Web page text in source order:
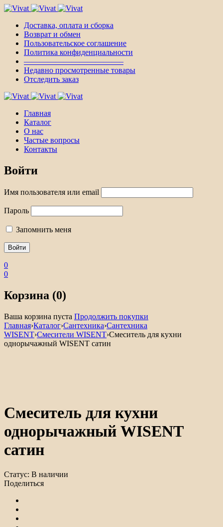
Доставка, оплата и сборка
Возврат и обмен
Пользовательское соглашение
Политика конфиденциальности
————————————–
Недавно просмотренные товары
Отследить заказ
Главная
Каталог
О нас
Частые вопросы
Контакты
Войти
Имя пользователя или email
Пароль
Запомнить меня
0
0
Корзина (0)
Ваша корзина пуста Продолжить покупки
Главная›Каталог›Сантехника›Сантехника
WISENT›Смесители WISENT›Смеситель для кухни
однорычажный WISENT сатин
Смеситель для кухни
однорычажный WISENT
сатин
Статус: В наличии
Поделиться